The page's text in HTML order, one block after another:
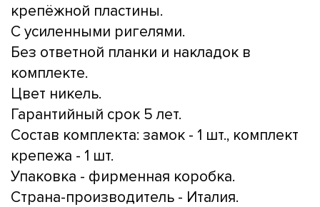
крепёжной пластины.
С усиленными ригелями.
Без ответной планки и накладок в
комплекте.
Цвет никель.
Гарантийный срок 5 лет.
Состав комплекта: замок - 1 шт., комплект
крепежа - 1 шт.
Упаковка - фирменная коробка.
Страна-производитель - Италия.